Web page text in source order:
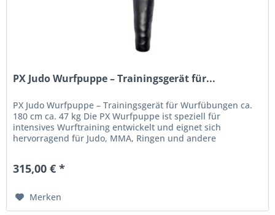
PX Judo Wurfpuppe – Trainingsgerät für...
PX Judo Wurfpuppe – Trainingsgerät für Wurfübungen ca.
180 cm ca. 47 kg Die PX Wurfpuppe ist speziell für
intensives Wurftraining entwickelt und eignet sich
hervorragend für Judo, MMA, Ringen und andere
315,00 € *
Merken